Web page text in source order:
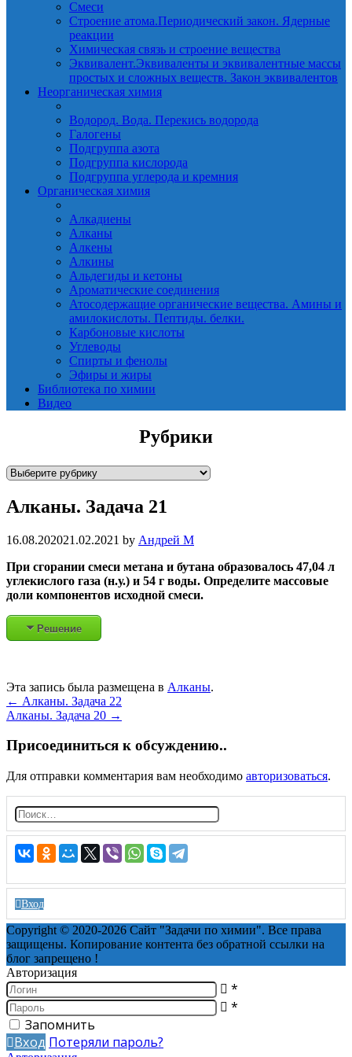
Смеси
Строение атома.Периодический закон. Ядерные
реакции
Химическая связь и строение вещества
Эквивалент.Эквиваленты и эквивалентные массы
простых и сложных веществ. Закон эквивалентов
Неорганическая химия
Водород. Вода. Перекись водорода
Галогены
Подгруппа азота
Подгруппа кислорода
Подгруппа углерода и кремния
Органическая химия
Алкадиены
Алканы
Алкены
Алкины
Альдегиды и кетоны
Ароматические соединения
Атосодержащие органические вещества. Амины и
амилокислоты. Пептиды. белки.
Карбоновые кислоты
Углеводы
Спирты и фенолы
Эфиры и жиры
Библиотека по химии
Видео
Рубрики
Р
б
и
и
Алканы. Задача 21
16.08.202021.02.2021 by Андрей М
При сгорании смеси метана и бутана образовалось 47,04 л
углекислого газа (н.у.) и 54 г воды. Определите массовые
доли компонентов исходной смеси.
Решение
Эта запись была размещена в Алканы.
Post
navigation
← Алканы. Задача 22
Алканы. Задача 20 →
Присоединиться к обсуждению..
Для отправки комментария вам необходимо авторизоваться.
Н
а
й
т
и:
Вход
Copyright © 2020-2026 Сайт "Задачи по химии". Все права
защищены. Копирование контента без обратной ссылки на
блог запрещено !
Авторизация
*
*
Запомнить
Вход Потеряли пароль?